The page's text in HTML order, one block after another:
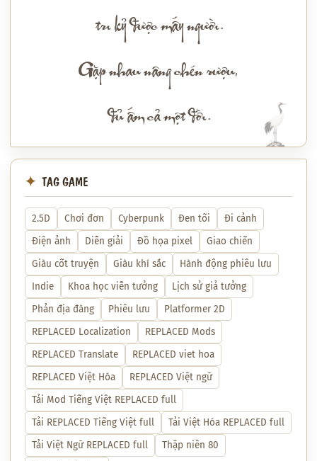
tri kỷ được mấy người.
Gặp nhau nâng chén rượu,
đủ ấm cả một đời.
TAG GAME
2.5D Chơi đơn Cyberpunk Đen tối
Đi cảnh
Điện ảnh
Diễn giải Đồ họa pixel
Giao chiến
Giàu cốt truyện
Giàu khí sắc
Hành động phiêu lưu
Indie
Khoa học viễn tưởng
Lịch sử giả tưởng
Phản địa đàng
Phiêu lưu
Platformer 2D
REPLACED Localization
REPLACED Mods
REPLACED Translate
REPLACED viet hoa
REPLACED Việt Hóa
REPLACED Việt ngữ
Tải Mod Tiếng Việt REPLACED full
Tải REPLACED Tiếng Việt full
Tải Việt Hóa REPLACED full
Tải Việt Ngữ REPLACED full
Thập niên 80